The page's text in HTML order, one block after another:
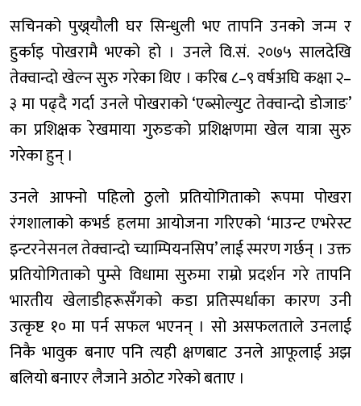
सचिनको पुख्र्यौली घर सिन्धुली भए तापनि उनको जन्म र
हुर्काइ पोखरामै भएको हो । उनले वि.सं. २०७५ सालदेखि
तेक्वान्दो खेल्न सुरु गरेका थिए । करिब ८–९ वर्षअघि कक्षा २–
३ मा पढ्दै गर्दा उनले पोखराको ‘एब्सोल्युट तेक्वान्दो डोजाङ’
का प्रशिक्षक रेखमाया गुरुङको प्रशिक्षणमा खेल यात्रा सुरु
गरेका हुन् ।
उनले आफ्नो पहिलो ठुलो प्रतियोगिताको रूपमा पोखरा
रंगशालाको कभर्ड हलमा आयोजना गरिएको ‘माउन्ट एभरेस्ट
इन्टरनेसनल तेक्वान्दो च्याम्पियनसिप’ लाई स्मरण गर्छन् । उक्त
प्रतियोगिताको पुम्से विधामा सुरुमा राम्रो प्रदर्शन गरे तापनि
भारतीय खेलाडीहरूसँगको कडा प्रतिस्पर्धाका कारण उनी
उत्कृष्ट १० मा पर्न सफल भएनन् । सो असफलताले उनलाई
निकै भावुक बनाए पनि त्यही क्षणबाट उनले आफूलाई अझ
बलियो बनाएर लैजाने अठोट गरेको बताए ।